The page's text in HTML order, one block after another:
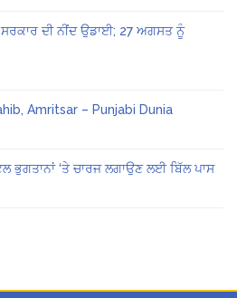
ਸਰਕਾਰ ਦੀ ਨੀਂਦ ਉਡਾਈ; 27 ਅਗਸਤ ਨੂੰ
Amritsar – Punjabi Dunia
ਭੁਗਤਾਨਾਂ ‘ਤੇ ਚਾਰਜ ਲਗਾਉਣ ਲਈ ਬਿੱਲ ਪਾਸ